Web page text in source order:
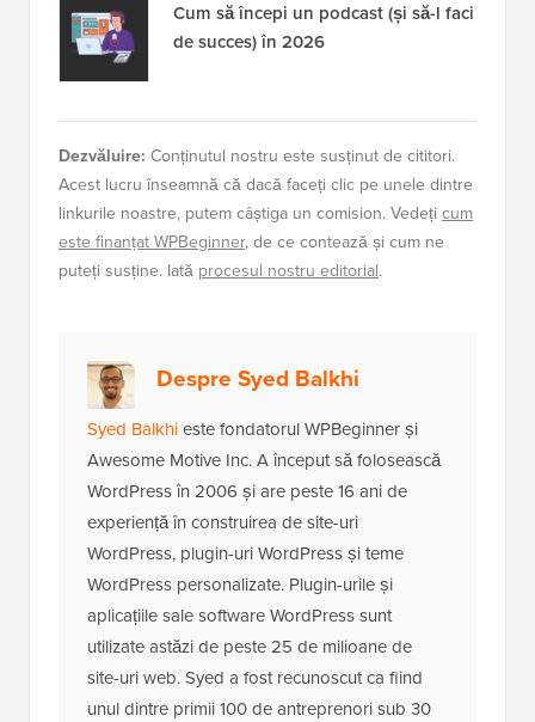
Cum să începi un podcast (și să-l faci
de succes) în 2026
Dezvăluire: Conținutul nostru este susținut de cititori.
Acest lucru înseamnă că dacă faceți clic pe unele dintre
linkurile noastre, putem câștiga un comision. Vedeți cum
este finanțat WPBeginner, de ce contează și cum ne
puteți susține. Iată procesul nostru editorial.
Despre Syed Balkhi
Syed Balkhieste fondatorul WPBeginner și
Awesome Motive Inc. A început să folosească
WordPress în 2006 și are peste 16 ani de
experiență în construirea de site-uri
WordPress, plugin-uri WordPress și teme
WordPress personalizate. Plugin-urile și
aplicațiile sale software WordPress sunt
utilizate astăzi de peste 25 de milioane de
site-uri web. Syed a fost recunoscut ca fiind
unul dintre primii 100 de antreprenori sub 30